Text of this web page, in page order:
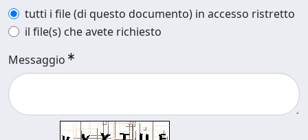
tutti i file (di questo documento) in accesso ristretto
il file(s) che avete richiesto
Messaggio